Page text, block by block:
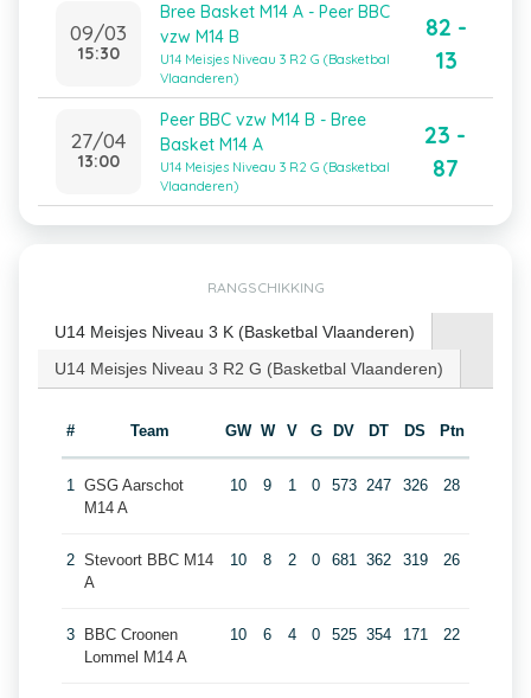
09/03
15:30
Bree Basket M14 A - Peer BBC
vzw M14 B
U14 Meisjes Niveau 3 R2 G (Basketbal
Vlaanderen)
82 -
13
27/04
13:00
Peer BBC vzw M14 B - Bree
Basket M14 A
U14 Meisjes Niveau 3 R2 G (Basketbal
Vlaanderen)
23 -
87
RANGSCHIKKING
U14 Meisjes Niveau 3 K (Basketbal Vlaanderen)
U14 Meisjes Niveau 3 R2 G (Basketbal Vlaanderen)
# Team GW W V G DV DT DS Ptn
1 GSG Aarschot
M14 A
10 9 1 0 573 247 326 28
2 Stevoort BBC M14
A
10 8 2 0 681 362 319 26
3
BBC Croonen
Lommel M14 A
10 6 4 0 525 354 171 22